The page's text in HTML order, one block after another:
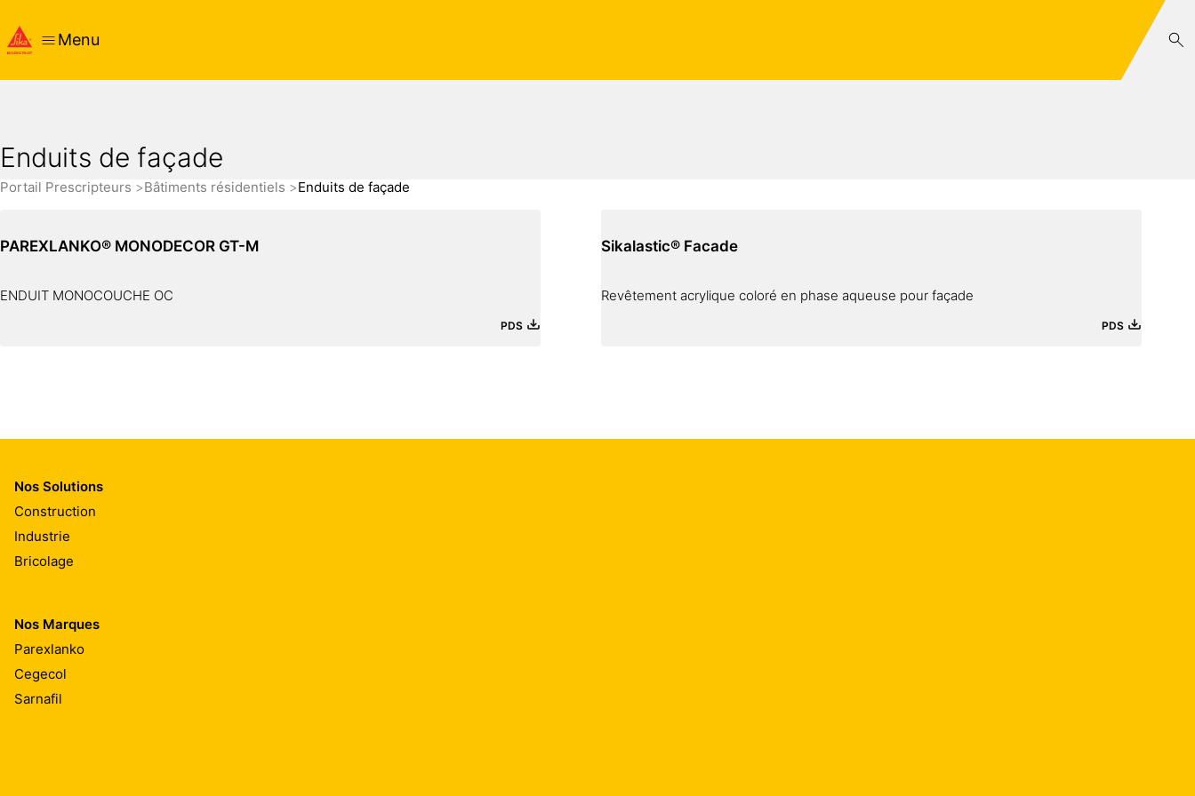
Menu
Enduits de façade
Portail Prescripteurs Bâtiments résidentiels Enduits de façade
PAREXLANKO® MONODECOR GT-M
ENDUIT MONOCOUCHE OC
PDS
Sikalastic® Facade
Revêtement acrylique coloré en phase aqueuse pour façade
PDS
Nos Solutions
Construction
Industrie
Bricolage
Nos Marques
Parexlanko
Cegecol
Sarnafil